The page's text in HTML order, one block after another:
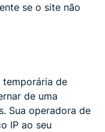
se o site não
temporária de
de uma
Sua operadora de
IP ao seu